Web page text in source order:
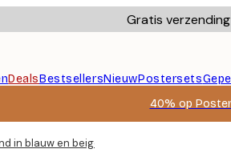
Gratis
DealsBestsellersNieuwPostersets
40% op
in blauw en beige met gouden lijsten voor